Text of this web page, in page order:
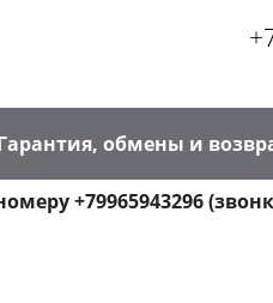
обмены и
+79965943296